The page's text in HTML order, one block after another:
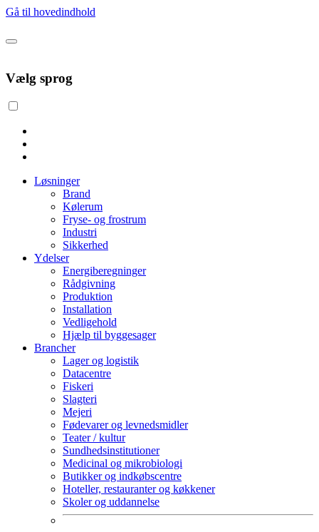
Gå til hovedindhold
Vælg sprog
Løsninger
Brand
Kølerum
Fryse- og frostrum
Industri
Sikkerhed
Ydelser
Energiberegninger
Rådgivning
Produktion
Installation
Vedligehold
Hjælp til byggesager
Brancher
Lager og logistik
Datacentre
Fiskeri
Slagteri
Mejeri
Fødevarer og levnedsmidler
Teater / kultur
Sundhedsinstitutioner
Medicinal og mikrobiologi
Butikker og indkøbscentre
Hoteller, restauranter og køkkener
Skoler og uddannelse